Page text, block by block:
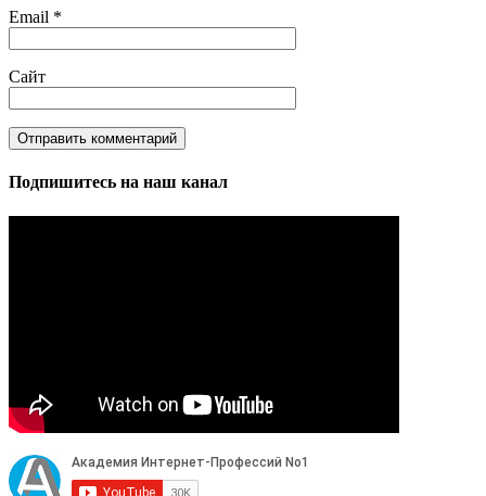
Email *
Сайт
Подпишитесь на наш канал